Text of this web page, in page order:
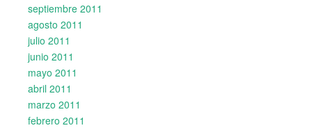
septiembre 2011
agosto 2011
julio 2011
junio 2011
mayo 2011
abril 2011
marzo 2011
febrero 2011